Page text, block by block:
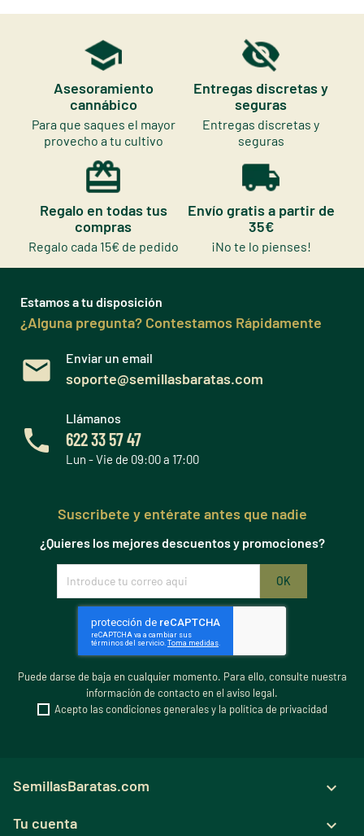
Asesoramiento
cannábico
Para que saques el mayor
provecho a tu cultivo
Entregas discretas y
seguras
Entregas discretas y
seguras
Regalo en todas tus
compras
Regalo cada 15€ de pedido
Envío gratis a partir de
35€
¡No te lo pienses!
Estamos a tu disposición
¿Alguna pregunta? Contestamos Rápidamente
Enviar un email
soporte@semillasbaratas.com
Llámanos
622 33 57 47
Lun - Vie de 09:00 a 17:00
Suscribete y entérate antes que nadie
¿Quieres los mejores descuentos y promociones?
Puede darse de baja en cualquier momento. Para ello, consulte nuestra
información de contacto en el aviso legal.
Acepto las condiciones generales y la política de privacidad
SemillasBaratas.com 
Tu cuenta 